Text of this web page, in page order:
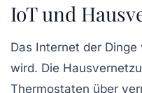
IoT und
Das Internet der
wird. Die
Thermostaten über